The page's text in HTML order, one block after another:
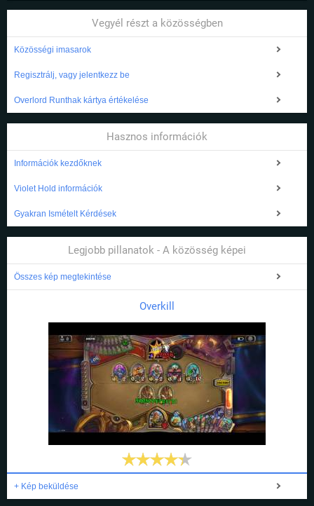
Vegyél részt a közösségben
Közösségi imasarok
Regisztrálj, vagy jelentkezz be
Overlord Runthak kártya értékelése
Hasznos információk
Információk kezdőknek
Violet Hold információk
Gyakran Ismételt Kérdések
Legjobb pillanatok - A közösség képei
Összes kép megtekintése
Overkill
+ Kép beküldése